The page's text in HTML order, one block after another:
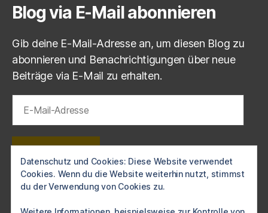
Blog via E-Mail abonnieren
Gib deine E-Mail-Adresse an, um diesen Blog zu
abonnieren und Benachrichtigungen über neue
Beiträge via E-Mail zu erhalten.
Mail-
Schließe dich 1 anderen Abonnenten an
Datenschutz und Cookies: Diese Website verwendet
Cookies. Wenn du die Website weiterhin nutzt, stimmst
du der Verwendung von Cookies zu.